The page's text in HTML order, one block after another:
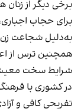
برخی دیگر از زنان
برای حجاب
به‌دلیل شجاعت
همچنین ترس از
شرایط سخت
در کشوری با
تفریحی کافی و